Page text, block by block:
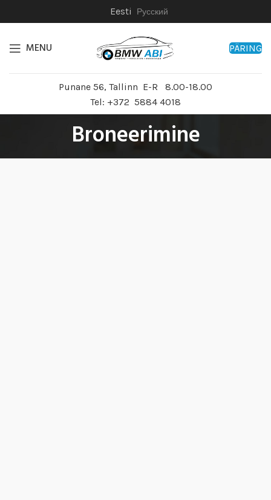
Eesti Русский
MENU PÄRING
Punane 56, Tallinn E-R 8.00-18.00
Tel: +372 5884 4018
Broneerimine